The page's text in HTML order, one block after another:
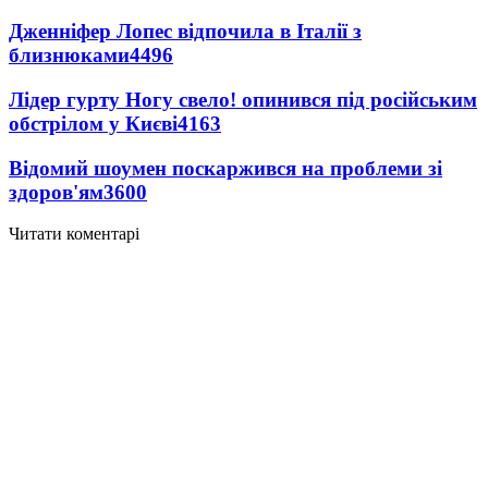
Дженніфер Лопес відпочила в Італії з
близнюками4496
Лідер гурту Ногу свело! опинився під російським
обстрілом у Києві4163
Відомий шоумен поскаржився на проблеми зі
здоров'ям3600
Читати коментарі